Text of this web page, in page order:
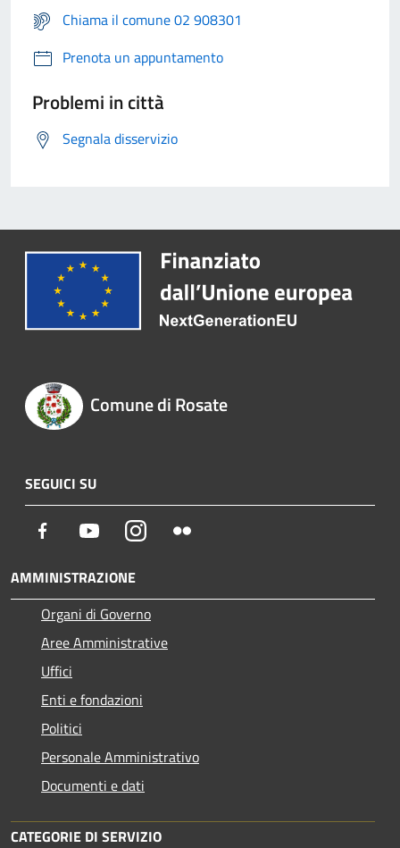
Chiama il comune 02 908301
Prenota un appuntamento
Problemi in città
Segnala disservizio
Comune di Rosate
SEGUICI SU
Facebook YoutubeInstagram
AMMINISTRAZIONE
Organi di Governo
Aree Amministrative
Uffici
Enti e fondazioni
Politici
Personale Amministrativo
Documenti e dati
CATEGORIE DI SERVIZIO